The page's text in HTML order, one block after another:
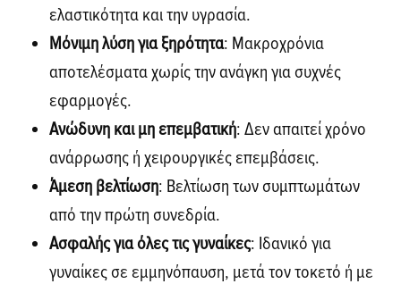
ελαστικότητα και την υγρασία.
Μόνιμη λύση για ξηρότητα: Μακροχρόνια
αποτελέσματα χωρίς την ανάγκη για συχνές
εφαρμογές.
Ανώδυνη και μη επεμβατική: Δεν απαιτεί χρόνο
ανάρρωσης ή χειρουργικές επεμβάσεις.
Άμεση βελτίωση: Βελτίωση των συμπτωμάτων
από την πρώτη συνεδρία.
Ασφαλής για όλες τις γυναίκες: Ιδανικό για
γυναίκες σε εμμηνόπαυση, μετά τον τοκετό ή με